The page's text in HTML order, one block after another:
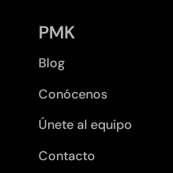
PMK
Blog
Conócenos
Únete al equipo
Contacto